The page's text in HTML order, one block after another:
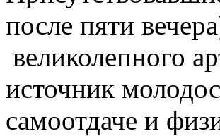
после пяти
великолепного
источник
самоотдаче и